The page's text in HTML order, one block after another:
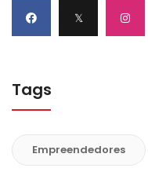
𝕏
Tags
Empreendedores